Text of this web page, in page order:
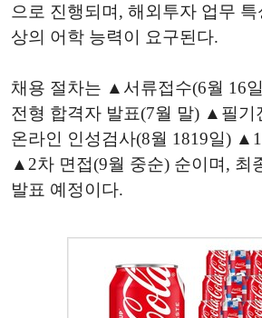
으로 진행되며, 해외투자 업무 특
상의 어학 능력이 요구된다.
채용 절차는 ▲서류접수(6월 16
전형 합격자 발표(7월 말) ▲필기
온라인 인성검사(8월 1819일)
▲2차 면접(9월 중순) 순이며, 최
발표 예정이다.